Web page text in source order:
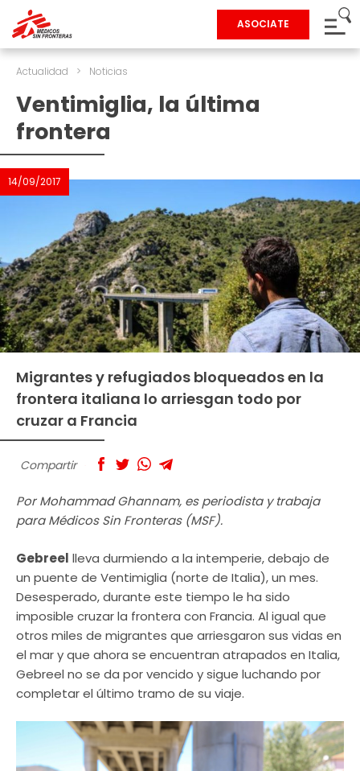
ASOCIATE
Actualidad > Noticias
Ventimiglia, la última
frontera
14/09/2017
Migrantes y refugiados bloqueados en la
frontera italiana lo arriesgan todo por
cruzar a Francia
Compartir
Por Mohammad Ghannam, es periodista y trabaja
para Médicos Sin Fronteras (MSF).
Gebreel lleva durmiendo a la intemperie, debajo de
un puente de Ventimiglia (norte de Italia), un mes.
Desesperado, durante este tiempo le ha sido
imposible cruzar la frontera con Francia. Al igual que
otros miles de migrantes que arriesgaron sus vidas en
el mar y que ahora se encuentran atrapados en Italia,
Gebreel no se da por vencido y sigue luchando por
completar el último tramo de su viaje.